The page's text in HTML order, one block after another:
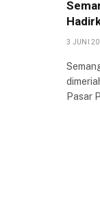
3 JUNI
Pasar